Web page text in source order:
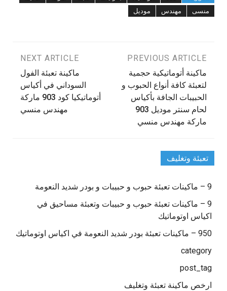
منسى
مهندس موديل
تصفّح
المقالات
PREVIOUS ARTICLE
ماكينة أتوماتيكية حجمية
لتعبئة كافة أنواع الحبوب و
الحبيبات الجافة بأكياس
لحام سنتر موديل 903
ماركة مهندس منسي
NEXT ARTICLE
ماكينة تعبئة الفول
السوداني في أكياس
أتوماتيكيا كود 903 ماركة
مهندس منسي
تعبئة وتغليف
9 – ماكينات تعبئة حبوب و حبيبات و بودر شديد النعومة
9 – ماكينات تعبئة حبوب و حبيبات وتعبئة مساحيق في
اكياس اوتوماتيك
950 – ماكينات تعبئة بودر شديد النعومة في اكياس اوتوماتيك
category
post_tag
ارخص ماكينة تعبئة وتغليف